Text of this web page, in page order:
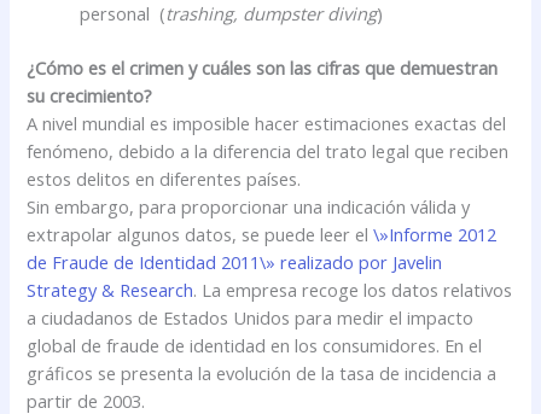
personal (trashing, dumpster diving)
¿Cómo es el crimen y cuáles son las cifras que demuestran
su crecimiento?
A nivel mundial es imposible hacer estimaciones exactas del
fenómeno, debido a la diferencia del trato legal que reciben
estos delitos en diferentes países.
Sin embargo, para proporcionar una indicación válida y
extrapolar algunos datos, se puede leer el\»Informe 2012
de Fraude de Identidad 2011\» realizado por Javelin
Strategy & Research. La empresa recoge los datos relativos
a ciudadanos de Estados Unidos para medir el impacto
global de fraude de identidad en los consumidores. En el
gráficos se presenta la evolución de la tasa de incidencia a
partir de 2003.